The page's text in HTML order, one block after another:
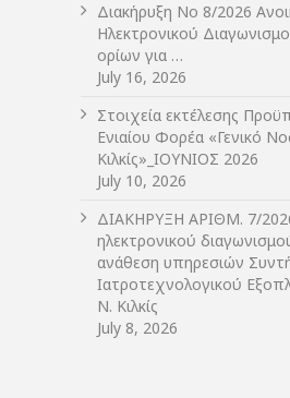
Διακήρυξη Νο 8/2026
Ηλεκτρονικού
ορίων για …
July 16, 2026
Στοιχεία εκτέλεσης
Ενιαίου Φορέα «Γενικό
Κιλκίς»_ΙΟΥΝΙΟΣ 2026
July 10, 2026
ΔIΑΚΗΡΥΞΗ ΑΡIΘΜ. 7/
ηλεκτρονικού
ανάθεση υπηρεσιών
Ιατροτεχνολογικού
Ν. Κιλκίς
July 8, 2026